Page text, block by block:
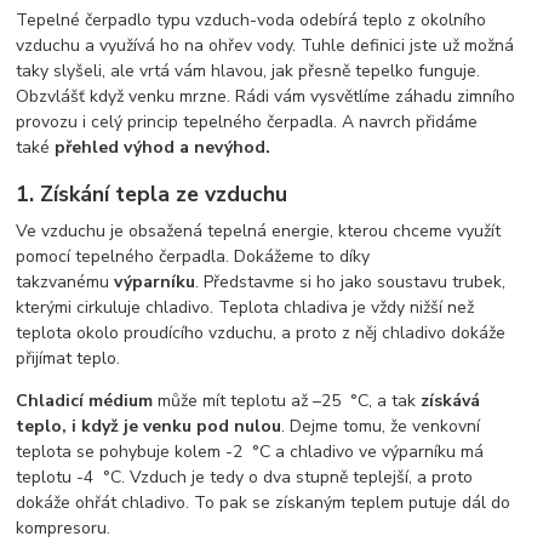
Tepelné čerpadlo typu vzduch-voda odebírá teplo z okolního
vzduchu a využívá ho na ohřev vody. Tuhle definici jste už možná
taky slyšeli, ale vrtá vám hlavou, jak přesně tepelko funguje.
Obzvlášť když venku mrzne. Rádi vám vysvětlíme záhadu zimního
provozu i celý princip tepelného čerpadla. A navrch přidáme
také přehled výhod a nevýhod.
1. Získání tepla ze vzduchu
Ve vzduchu je obsažená tepelná energie, kterou chceme využít
pomocí tepelného čerpadla. Dokážeme to díky
takzvanémuvýparníku. Představme si ho jako soustavu trubek,
kterými cirkuluje chladivo. Teplota chladiva je vždy nižší než
teplota okolo proudícího vzduchu, a proto z něj chladivo dokáže
přijímat teplo.
Chladicí médium může mít teplotu až –25 °C, a tak získává
teplo, i když je venku pod nulou. Dejme tomu, že venkovní
teplota se pohybuje kolem -2 °C a chladivo ve výparníku má
teplotu -4 °C. Vzduch je tedy o dva stupně teplejší, a proto
dokáže ohřát chladivo. To pak se získaným teplem putuje dál do
kompresoru.